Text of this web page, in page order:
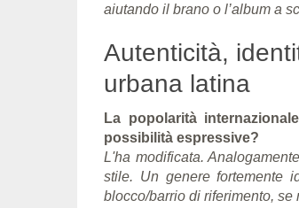
aiutando il brano o l’album a
Autenticità,
urbana latina
La popolarità
possibilità espressive?
L'ha modificata.
stile. Un genere fortemente
blocco/barrio di riferimento, se